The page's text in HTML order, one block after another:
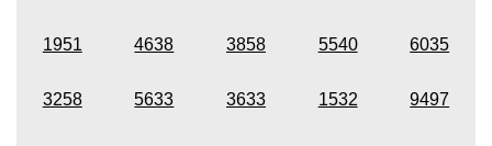
1951 4638 3858 5540 6035
3258 5633 3633 1532 9497